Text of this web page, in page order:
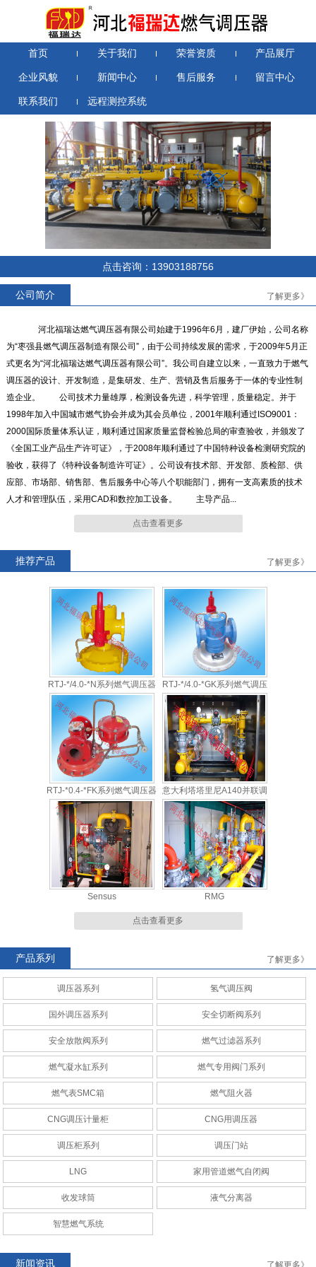
首页 关于我们 荣誉资质 产品展厅
企业风貌 新闻中心 售后服务 留言中心
联系我们 远程测控系统
点击咨询：13903188756
公司简介 了解更多》
河北福瑞达燃气调压器有限公司始建于1996年6月，建厂伊始，公司名称
为“枣强县燃气调压器制造有限公司”，由于公司持续发展的需求，于2009年5月正
式更名为“河北福瑞达燃气调压器有限公司”。我公司自建立以来，一直致力于燃气
调压器的设计、开发制造，是集研发、生产、营销及售后服务于一体的专业性制
造企业。 公司技术力量雄厚，检测设备先进，科学管理，质量稳定。并于
1998年加入中国城市燃气协会并成为其会员单位，2001年顺利通过ISO9001：
2000国际质量体系认证，顺利通过国家质量监督检验总局的审查验收，并颁发了
《全国工业产品生产许可证》，于2008年顺利通过了中国特种设备检测研究院的
验收，获得了《特种设备制造许可证》。公司设有技术部、开发部、质检部、供
应部、市场部、销售部、售后服务中心等八个职能部门，拥有一支高素质的技术
人才和管理队伍，采用CAD和数控加工设备。 主导产品...
点击查看更多
推荐产品 了解更多》
RTZ-*/0.4D系列燃气调压器 RTZ-*/1.6-*YJ系列燃气调压器
RTZ-*/4.0-*G系列燃气调压器
RTZ-15/0.4中压进户表前调压
器
RTJ-*/4.0-*N系列燃气调压器
RTJ-*/4.0-*GK系列燃气调压
器
RTJ-*0.4-*FK系列燃气调压器
意大利塔塔里尼A140并联调
压柜
Sensus RMG
Mooney Fisher
AMCO RAQ安全切断阀系列
CNG调压计量柜
点击查看更多
产品系列 了解更多》
调压器系列 氢气调压阀
国外调压器系列 安全切断阀系列
安全放散阀系列 燃气过滤器系列
燃气凝水缸系列 燃气专用阀门系列
燃气表SMC箱 燃气阻火器
CNG调压计量柜 CNG用调压器
调压柜系列 调压门站
LNG 家用管道燃气自闭阀
收发球筒 液气分离器
智慧燃气系统
新闻资讯 了解更多》